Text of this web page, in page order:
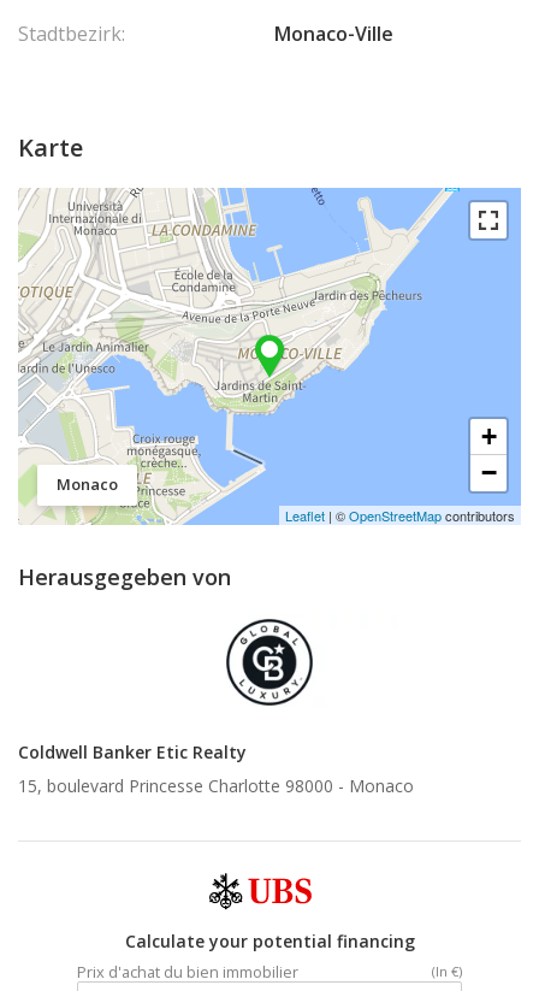
Stadtbezirk: Monaco-Ville
Karte
Monaco
+
−
Leaflet | ©OpenStreetMapcontributors
Herausgegeben von
Coldwell Banker Etic Realty
15, boulevard Princesse Charlotte 98000 - Monaco
Calculate your potential financing
Prix d'achat du bien immobilier (In €)